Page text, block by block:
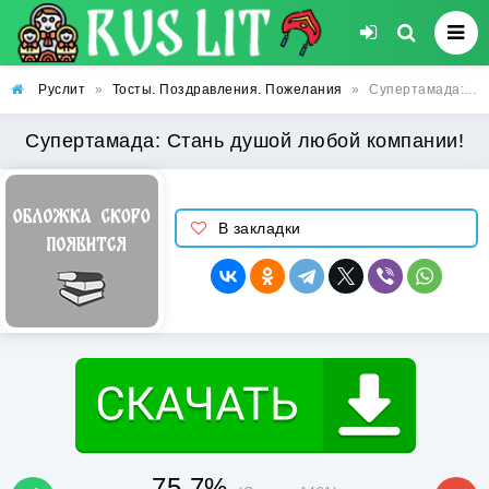
Руслит » Тосты. Поздравления. Пожелания » Супертамада: Стань душой любой компании!
Супертамада: Стань душой любой компании!
В закладки